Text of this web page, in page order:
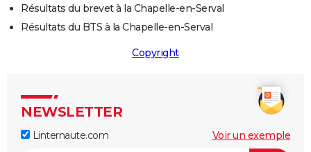
Résultats du brevet à la Chapelle-en-Serval
Résultats du BTS à la Chapelle-en-Serval
Copyright
NEWSLETTER
Linternaute.com Voir un exemple